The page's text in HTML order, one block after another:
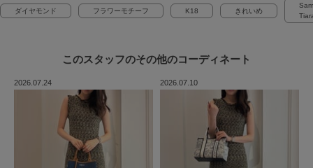
ダイヤモンド フラワーモチーフ K18 きれいめ
このスタッフのその他のコーディネート
2026.07.24 2026.07.10